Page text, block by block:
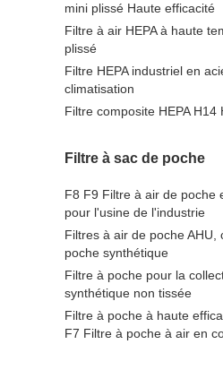
mini plissé Haute efficacité
Filtre à air HEPA à haute
plissé
Filtre HEPA industriel en
climatisation
Filtre composite HEPA
Filtre à sac de poche
F8 F9 Filtre à air de poche
pour l'usine de l'industrie
Filtres à air de poche
poche synthétique
Filtre à poche pour la
synthétique non tissée
Filtre à poche à haute
F7 Filtre à poche à air en